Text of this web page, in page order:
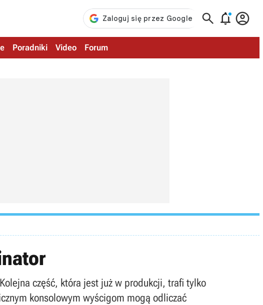
  
Poradniki Video Forum
część, która jest już w produkcji, trafi tylko
konsolowym wyścigom mogą odliczać